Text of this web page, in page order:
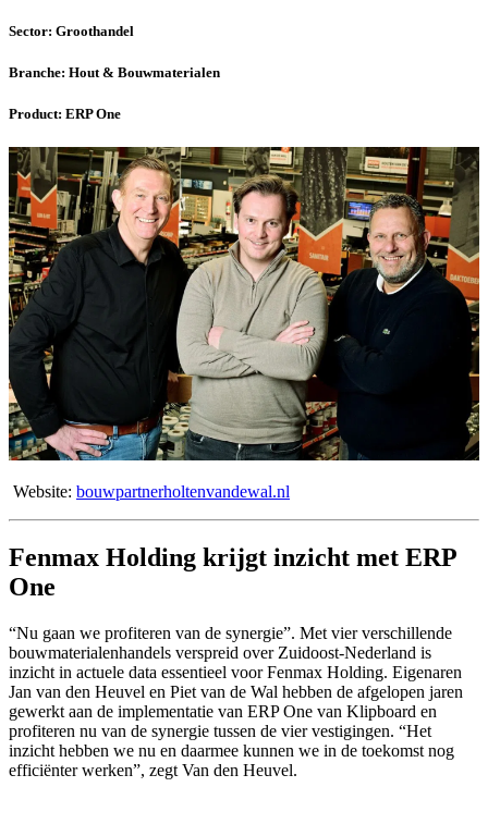
Sector: Groothandel
Branche: Hout & Bouwmaterialen
Product: ERP One
Website: bouwpartnerholtenvandewal.nl
Fenmax Holding krijgt inzicht met ERP
One
“Nu gaan we profiteren van de synergie”. Met vier verschillende
bouwmaterialenhandels verspreid over Zuidoost-Nederland is
inzicht in actuele data essentieel voor Fenmax Holding. Eigenaren
Jan van den Heuvel en Piet van de Wal hebben de afgelopen jaren
gewerkt aan de implementatie van ERP One van Klipboard en
profiteren nu van de synergie tussen de vier vestigingen. “Het
inzicht hebben we nu en daarmee kunnen we in de toekomst nog
efficiënter werken”, zegt Van den Heuvel.